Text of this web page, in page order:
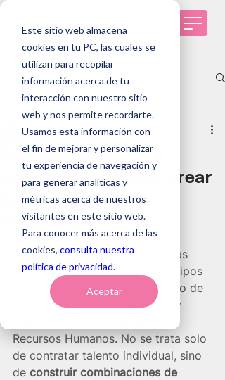
Este sitio web almacena
cookies en tu PC, las cuales se
utilizan para recopilar
información acerca de tu
interacción con nuestro sitio
web y nos permite recordarte.
Usamos esta información con
el fin de mejorar y personalizar
tu experiencia de navegación y
para generar analíticas y
métricas acerca de nuestros
visitantes en este sitio web.
Para conocer más acerca de las
cookies, consulta nuestra
política de privacidad.
Aceptar
Entrada
Todas las entradas
Tendencias de RRHH
Selección de personas
Genomawork
Casos de éxito
Evaluaciones
psicométricas para crear
equipos de alto
desempeño
19 ene 5 min de lectura
Actualizado:4 feb
¿Cómo identificar a las personas
adecuadas para conformar equipos
de alto desempeño? Este es uno de
los desafíos más complejos —y
Recursos Humanos. No se trata solo
de contratar talento individual, sino
de construir combinaciones de